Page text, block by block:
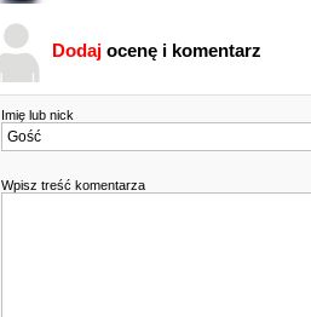
Dodaj ocenę i komentarz
Imię lub nick
Wpisz treść komentarza